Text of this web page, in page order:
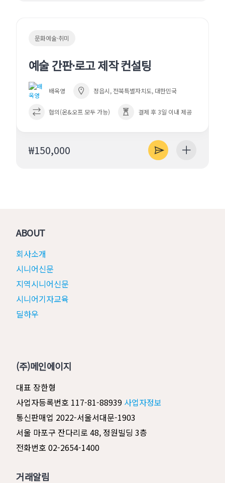
문화예술·취미
예술 간판·로고 제작 컨설팅
배옥영 정읍시, 전북특별자치도, 대한민국
협의(온&오프 모두 가능) 결제 후 3일 이내 제공
₩150,000
ABOUT
회사소개
시니어신문
지역시니어신문
시니어기자교육
딜하우
(주)메인에이지
대표 장한형
사업자등록번호 117-81-88939 사업자정보
통신판매업 2022-서울서대문-1903
서울 마포구 잔다리로 48, 정원빌딩 3층
전화번호 02-2654-1400
거래알림